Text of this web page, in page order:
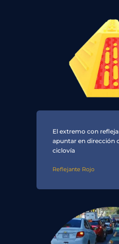
El extremo con
apuntar en dirección
ciclovía
Reflejante Rojo